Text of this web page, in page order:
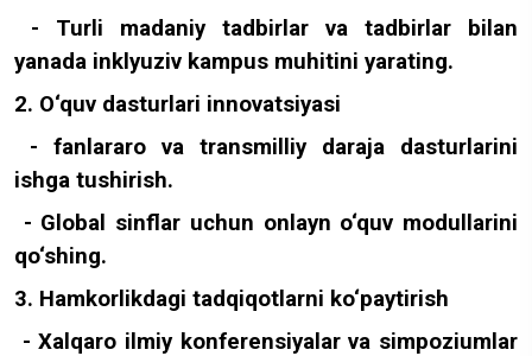
- Turli madaniy tadbirlar va tadbirlar bilan
yanada inklyuziv kampus muhitini yarating.
2. O‘quv dasturlari innovatsiyasi
- fanlararo va transmilliy daraja dasturlarini
ishga tushirish.
- Global sinflar uchun onlayn o‘quv modullarini
qo‘shing.
3. Hamkorlikdagi tadqiqotlarni ko‘paytirish
- Xalqaro ilmiy konferensiyalar va simpoziumlar